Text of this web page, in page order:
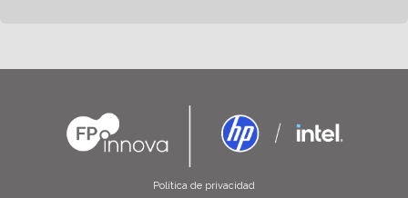
Política de privacidad